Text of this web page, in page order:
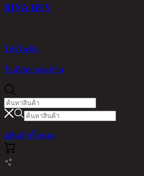
RINA HEY
โปรโมชัน
ไอเดียตกแต่งบ้าน
ดูสินค้าทั้งหมด